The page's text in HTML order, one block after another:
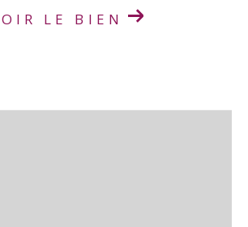
LE BIEN